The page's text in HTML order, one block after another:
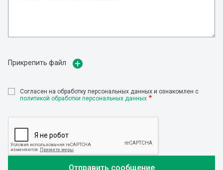
Прикрепить файл
Cогласен на обработку персональных данных и ознакомлен с
политикой обработки персональных данных